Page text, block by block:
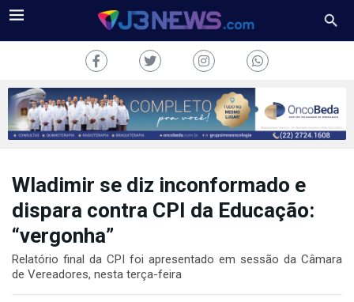
J3NEWS
COLUNAS
Wladimir se diz inconformado e
dispara contra CPI da Educação:
“vergonha”
Relatório final da CPI foi apresentado em sessão da Câmara
de Vereadores, nesta terça-feira